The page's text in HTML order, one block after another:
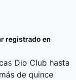
registrado en
Dio Club hasta
de quince